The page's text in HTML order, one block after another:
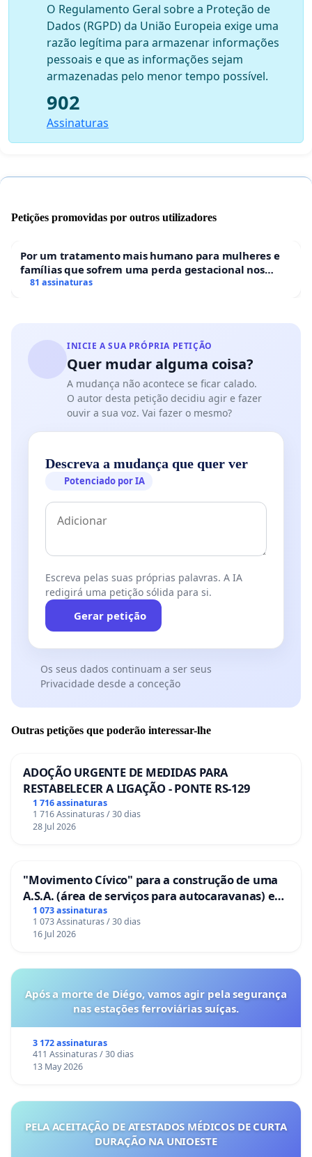
O Regulamento Geral sobre a Proteção de
Dados (RGPD) da União Europeia exige uma
razão legítima para armazenar informações
pessoais e que as informações sejam
armazenadas pelo menor tempo possível.
902
Assinaturas
Petições promovidas por outros utilizadores
Por um tratamento mais humano para mulheres e
famílias que sofrem uma perda gestacional nos
hospitais portugueses
81 assinaturas
INICIE A SUA PRÓPRIA PETIÇÃO
Quer mudar alguma coisa?
A mudança não acontece se ficar calado.
O autor desta petição decidiu agir e fazer
ouvir a sua voz. Vai fazer o mesmo?
Descreva a mudança que quer ver
Potenciado por IA
Escreva pelas suas próprias palavras. A IA
redigirá uma petição sólida para si.
Gerar petição
Os seus dados continuam a ser seus
Privacidade desde a conceção
Outras petições que poderão interessar-lhe
ADOÇÃO URGENTE DE MEDIDAS PARA
RESTABELECER A LIGAÇÃO - PONTE RS-129
1 716 assinaturas
1 716 Assinaturas / 30 dias
28 Jul 2026
"Movimento Cívico" para a construção de uma
A.S.A. (área de serviços para autocaravanas) em
Coimbra
1 073 assinaturas
1 073 Assinaturas / 30 dias
16 Jul 2026
Após a morte de Diégo, vamos agir pela segurança
nas estações ferroviárias suíças.
3 172 assinaturas
411 Assinaturas / 30 dias
13 May 2026
PELA ACEITAÇÃO DE ATESTADOS MÉDICOS DE CURTA
DURAÇÃO NA UNIOESTE